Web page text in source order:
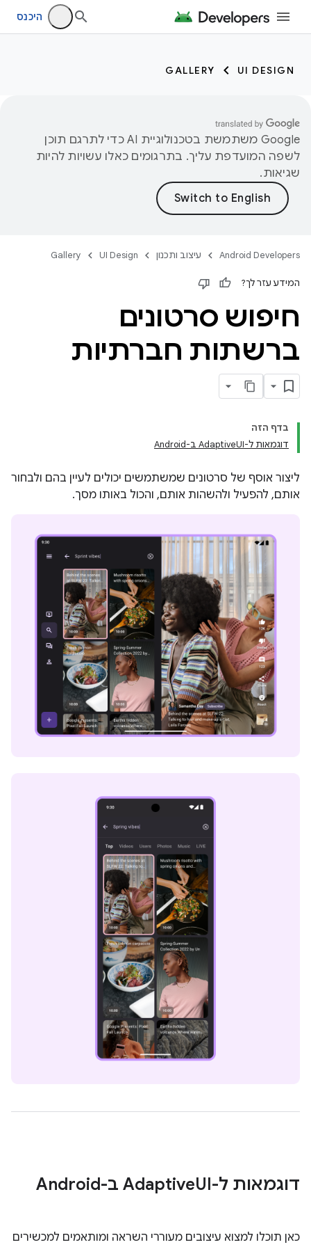
היכנס
UI DESIGN
GALLERY
‫Google משתמשת בטכנולוגיית AI כדי לתרגם תוכן
לשפה המועדפת עליך. בתרגומים כאלו עשויות להיות
שגיאות.
Android Developers עיצוב ותכנון UI Design
Gallery
המידע עזר לך?
חיפוש סרטונים
ברשתות חברתיות
בדף הזה
דוגמאות ל-AdaptiveUI ב-Android
ליצור אוסף של סרטונים שמשתמשים יכולים לעיין בהם ולבחור
אותם, להפעיל ולהשהות אותם, והכול באותו מסך.
דוגמאות ל-AdaptiveUI ב-Android
כאן תוכלו למצוא עיצובים מעוררי השראה ומותאמים למכשירים